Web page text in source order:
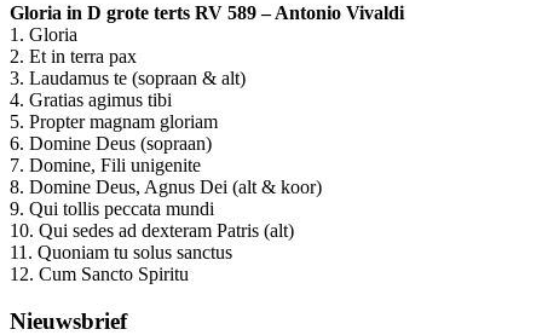
Gloria in D grote terts RV 589 – Antonio Vivaldi
1. Gloria
2. Et in terra pax
3. Laudamus te (sopraan & alt)
4. Gratias agimus tibi
5. Propter magnam gloriam
6. Domine Deus (sopraan)
7. Domine, Fili unigenite
8. Domine Deus, Agnus Dei (alt & koor)
9. Qui tollis peccata mundi
10. Qui sedes ad dexteram Patris (alt)
11. Quoniam tu solus sanctus
12. Cum Sancto Spiritu
Nieuwsbrief